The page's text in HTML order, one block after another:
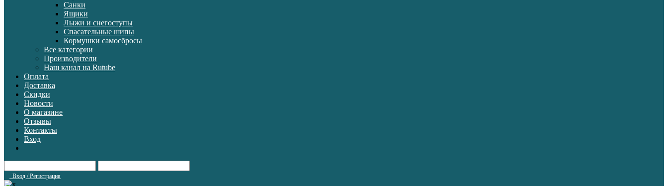
Санки
Ящики
Лыжи и снегоступы
Спасательные шипы
Кормушки самосбросы
Все категории
Производители
Наш канал на Rutube
Оплата
Доставка
Скидки
Новости
О магазине
Отзывы
Контакты
Вход
Вход / Регистрация